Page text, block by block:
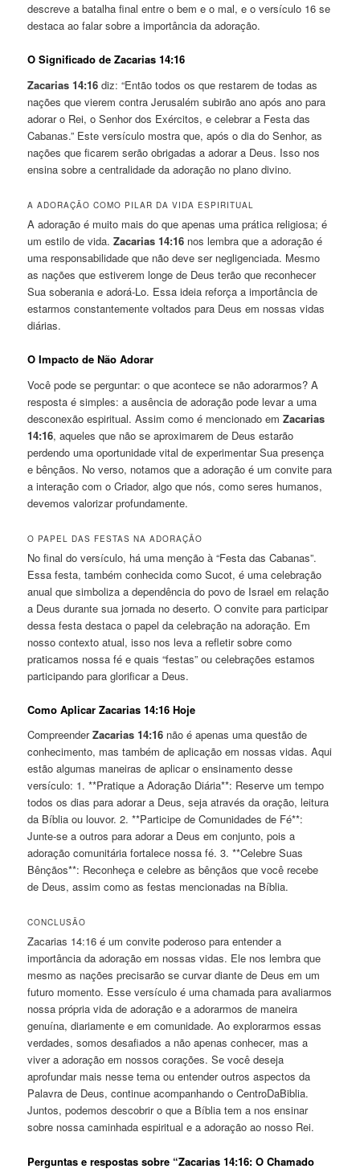
descreve a batalha final entre o bem e o mal, e o versículo 16 se
destaca ao falar sobre a importância da adoração.
O Significado de Zacarias 14:16
Zacarias 14:16 diz: “Então todos os que restarem de todas as
nações que vierem contra Jerusalém subirão ano após ano para
adorar o Rei, o Senhor dos Exércitos, e celebrar a Festa das
Cabanas.” Este versículo mostra que, após o dia do Senhor, as
nações que ficarem serão obrigadas a adorar a Deus. Isso nos
ensina sobre a centralidade da adoração no plano divino.
A ADORAÇÃO COMO PILAR DA VIDA ESPIRITUAL
A adoração é muito mais do que apenas uma prática religiosa; é
um estilo de vida.Zacarias 14:16 nos lembra que a adoração é
uma responsabilidade que não deve ser negligenciada. Mesmo
as nações que estiverem longe de Deus terão que reconhecer
Sua soberania e adorá-Lo. Essa ideia reforça a importância de
estarmos constantemente voltados para Deus em nossas vidas
diárias.
O Impacto de Não Adorar
Você pode se perguntar: o que acontece se não adorarmos? A
resposta é simples: a ausência de adoração pode levar a uma
desconexão espiritual. Assim como é mencionado emZacarias
14:16, aqueles que não se aproximarem de Deus estarão
perdendo uma oportunidade vital de experimentar Sua presença
e bênçãos. No verso, notamos que a adoração é um convite para
a interação com o Criador, algo que nós, como seres humanos,
devemos valorizar profundamente.
O PAPEL DAS FESTAS NA ADORAÇÃO
No final do versículo, há uma menção à “Festa das Cabanas”.
Essa festa, também conhecida como Sucot, é uma celebração
anual que simboliza a dependência do povo de Israel em relação
a Deus durante sua jornada no deserto. O convite para participar
dessa festa destaca o papel da celebração na adoração. Em
nosso contexto atual, isso nos leva a refletir sobre como
praticamos nossa fé e quais “festas” ou celebrações estamos
participando para glorificar a Deus.
Como Aplicar Zacarias 14:16 Hoje
CompreenderZacarias 14:16 não é apenas uma questão de
conhecimento, mas também de aplicação em nossas vidas. Aqui
estão algumas maneiras de aplicar o ensinamento desse
versículo: 1. **Pratique a Adoração Diária**: Reserve um tempo
todos os dias para adorar a Deus, seja através da oração, leitura
da Bíblia ou louvor. 2. **Participe de Comunidades de Fé**:
Junte-se a outros para adorar a Deus em conjunto, pois a
adoração comunitária fortalece nossa fé. 3. **Celebre Suas
Bênçãos**: Reconheça e celebre as bênçãos que você recebe
de Deus, assim como as festas mencionadas na Bíblia.
CONCLUSÃO
Zacarias 14:16 é um convite poderoso para entender a
importância da adoração em nossas vidas. Ele nos lembra que
mesmo as nações precisarão se curvar diante de Deus em um
futuro momento. Esse versículo é uma chamada para avaliarmos
nossa própria vida de adoração e a adorarmos de maneira
genuína, diariamente e em comunidade. Ao explorarmos essas
verdades, somos desafiados a não apenas conhecer, mas a
viver a adoração em nossos corações. Se você deseja
aprofundar mais nesse tema ou entender outros aspectos da
Palavra de Deus, continue acompanhando o CentroDaBiblia.
Juntos, podemos descobrir o que a Bíblia tem a nos ensinar
sobre nossa caminhada espiritual e a adoração ao nosso Rei.
Perguntas e respostas sobre “Zacarias 14:16: O Chamado